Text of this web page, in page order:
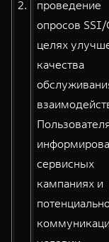
2.
проведение
опросов SSI/
целях
качества
сервисных
кампаниях и